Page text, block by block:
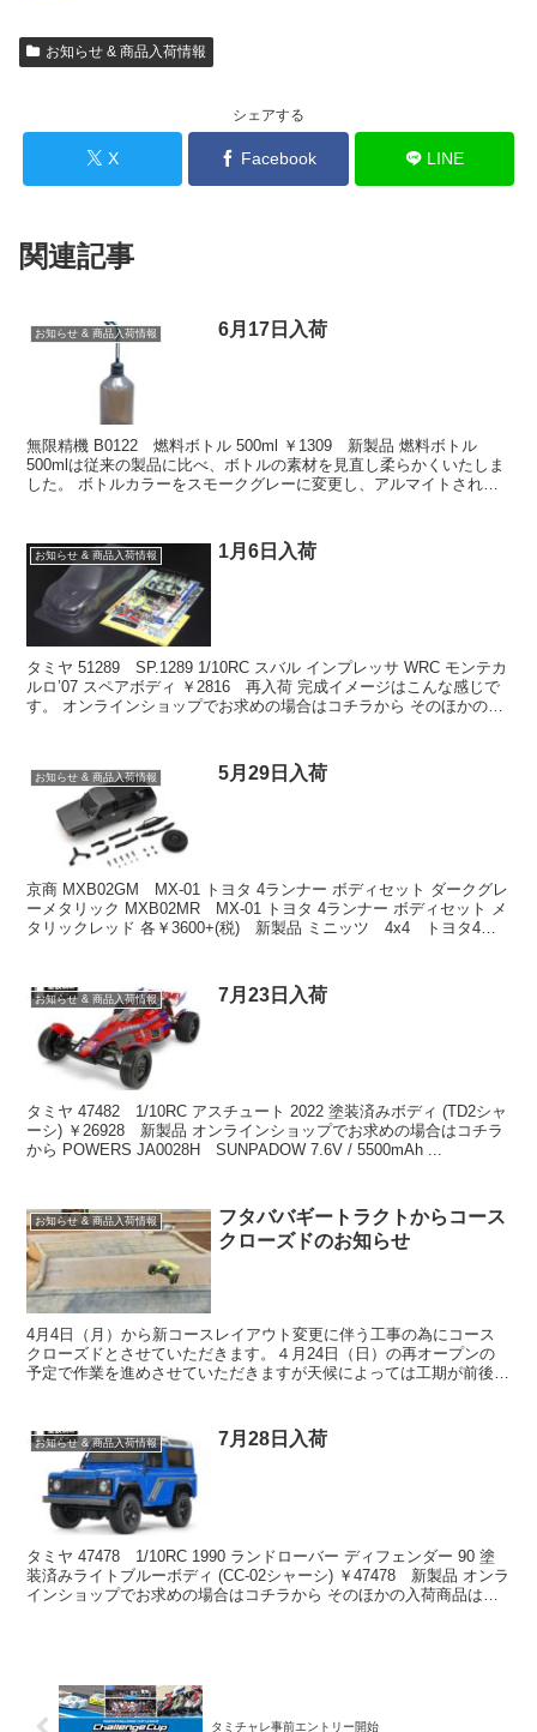
お知らせ & 商品入荷情報
シェアする
X Facebook LINE
関連記事
お知らせ & 商品入荷情報 6月17日入荷
無限精機 B0122 燃料ボトル 500ml ￥1309 新製品 燃料ボトル
500mlは従来の製品に比べ、ボトルの素材を見直し柔らかくいたしま
した。 ボトルカラーをスモークグレーに変更し、アルマイトされた
お知らせ & 商品入荷情報 1月6日入荷
タミヤ 51289 SP.1289 1/10RC スバル インプレッサ WRC モンテカ
ルロ’07 スペアボディ ￥2816 再入荷 完成イメージはこんな感じで
す。 オンラインショップでお求めの場合はコチラから そのほかの入
お知らせ & 商品入荷情報 5月29日入荷
京商 MXB02GM MX-01 トヨタ 4ランナー ボディセット ダークグレ
ーメタリック MXB02MR MX-01 トヨタ 4ランナー ボディセット メ
タリックレッド 各￥3600+(税) 新製品 ミニッツ 4x4 トヨタ4ラ
お知らせ & 商品入荷情報 7月23日入荷
タミヤ 47482 1/10RC アスチュート 2022 塗装済みボディ (TD2シャ
ーシ) ￥26928 新製品 オンラインショップでお求めの場合はコチラ
から POWERS JA0028H SUNPADOW 7.6V / 5500mAh ...
お知らせ & 商品入荷情報
フタババギートラクトからコース
クローズドのお知らせ
4月4日（月）から新コースレイアウト変更に伴う工事の為にコース
クローズドとさせていただきます。４月24日（日）の再オープンの
予定で作業を進めさせていただきますが天候によっては工期が前後す
お知らせ & 商品入荷情報 7月28日入荷
タミヤ 47478 1/10RC 1990 ランドローバー ディフェンダー 90 塗
装済みライトブルーボディ (CC-02シャーシ) ￥47478 新製品 オンラ
インショップでお求めの場合はコチラから そのほかの入荷商品は下
タミチャレ事前エントリー開始